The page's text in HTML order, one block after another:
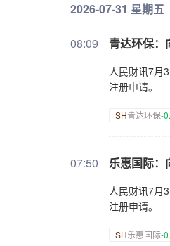
2026-07-31 星期五
08:09 青达环保：
人民财讯7月
注册申请。
SH青达环保-
07:50 乐惠国际：
人民财讯7月
注册申请。
SH乐惠国际-